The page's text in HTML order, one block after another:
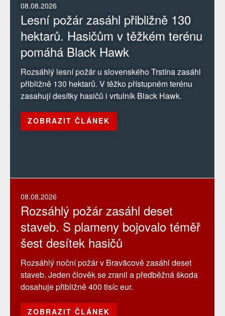
08.08.2026
Lesní požár zasáhl přibližně 130
hektarů. Hasičům v těžkém terénu
pomáhá Black Hawk
Rozsáhlý lesní požár u slovenského Trstína zasáhl
přibližně 130 hektarů. V těžko přístupném terénu
zasahují desítky hasičů i vrtulník Black Hawk.
ZOBRAZIT ČLÁNEK
08.08.2026
Rozsáhlý požár zasáhl deset
staveb. S plameny bojovalo téměř
šest desítek hasičů
Rozsáhlý noční požár v Braväcově zasáhl deset
staveb. Jeden člověk se zranil a předběžná škoda
dosahuje přibližně 400 tisíc eur.
ZOBRAZIT ČLÁNEK